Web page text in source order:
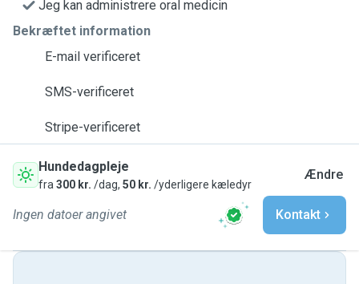
Jeg kan administrere oral medicin
Bekræftet information
E-mail verificeret
SMS-verificeret
Stripe-verificeret
Hundedagpleje
fra 300 kr. /dag, 50 kr. /yderligere kæledyr
Ændre
Ingen datoer angivet Kontakt